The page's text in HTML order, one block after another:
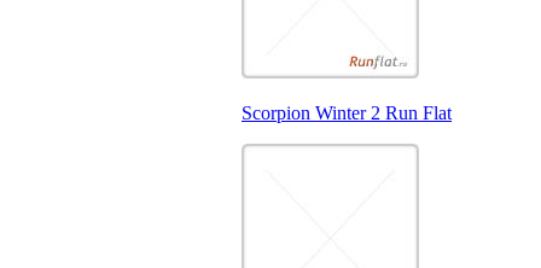
Scorpion Winter 2 Run Flat